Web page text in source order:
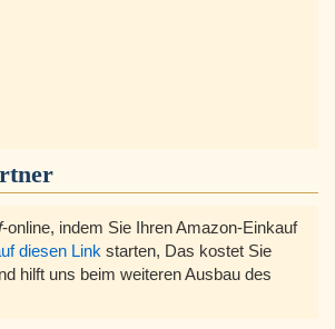
-online, indem Sie Ihren Amazon-Einkauf
diesen Link starten, Das kostet Sie
hilft uns beim weiteren Ausbau des